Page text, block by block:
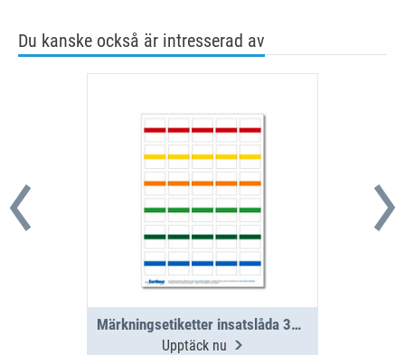
Du kanske också är intresserad av
Märkningsetiketter insatslåda 30 st. blandade (1 ark)
Upptäck nu